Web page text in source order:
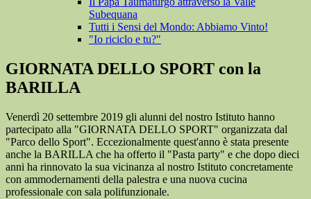
Subequana
Tutti i Sensi del Mondo: Abbiamo Vinto!
"Io riciclo e tu?"
GIORNATA DELLO SPORT con la
BARILLA
Venerdì 20 settembre 2019 gli alunni del nostro Istituto hanno
partecipato alla "GIORNATA DELLO SPORT" organizzata dal
"Parco dello Sport". Eccezionalmente quest'anno è stata presente
anche la BARILLA che ha offerto il "Pasta party" e che dopo dieci
anni ha rinnovato la sua vicinanza al nostro Istituto concretamente
con ammodernamenti della palestra e una nuova cucina
professionale con sala polifunzionale.